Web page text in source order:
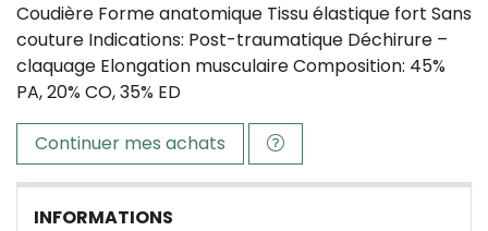
Coudière Forme anatomique Tissu élastique fort Sans
couture Indications: Post-traumatique Déchirure –
claquage Elongation musculaire Composition: 45%
PA, 20% CO, 35% ED
Continuer mes achats
INFORMATIONS